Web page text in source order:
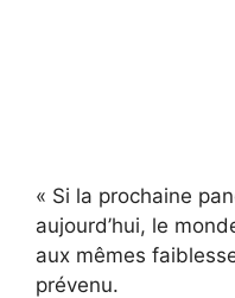
« Si la prochaine
aujourd’hui, le
aux mêmes
prévenu.